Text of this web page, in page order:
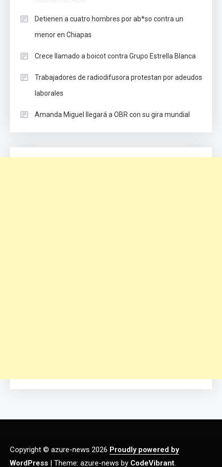
Detienen a cuatro hombres por ab*so contra un
menor en Chiapas
Crece llamado a boicot contra Grupo Estrella Blanca
Trabajadores de radiodifusora protestan por adeudos
laborales
Amanda Miguel llegará a OBR con su gira mundial
Copyright © azure-news 2026 Proudly powered by
WordPress | Theme: azure-news by CodeVibrant